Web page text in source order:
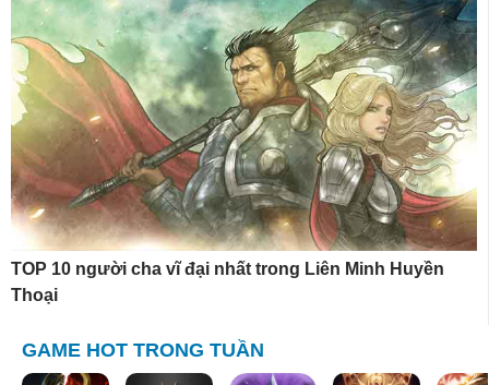
TOP 10 người cha vĩ đại nhất trong Liên Minh Huyền
Thoại
GAME HOT TRONG TUẦN